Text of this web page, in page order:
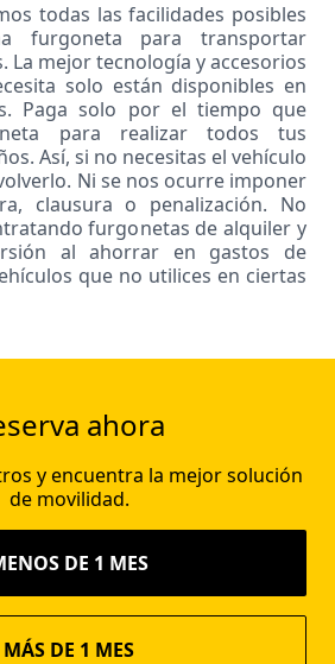
todas las facilidades posibles
furgoneta para transportar
La mejor tecnología y accesorios
solo están disponibles en
Paga solo por el tiempo que
para realizar todos tus
Así, si no necesitas el vehículo
Ni se nos ocurre imponer
clausura o penalización. No
furgonetas de alquiler y
al ahorrar en gastos de
que no utilices en ciertas
ahora
y encuentra la mejor solución
de movilidad.
DE 1 MES
MÁS DE 1 MES